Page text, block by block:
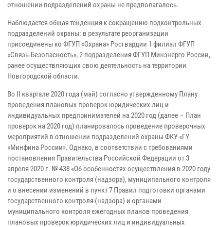
отношении подразделений охраны не предполагалось.
Наблюдается общая тенденция к сокращению подконтрольных
подразделений охраны: в результате реорганизации
присоединены ко ФГУП «Охрана» Росгвардии 1 филиал ФГУП
«Связь-Безопасность», 2 подразделения ФГУП Минэнерго России,
ранее осуществляющих свою деятельность на территории
Новгородской области.
Во II квартале 2020 года (май) согласно утвержденному Плану
проведения плановых проверок юридических лиц и
индивидуальных предпринимателей на 2020 год (далее – План
проверок на 2020 год) планировалось проведение проверочных
мероприятий в отношении подразделений охраны ФКУ «ГУ
«Минфина России». Однако, в соответствии с требованиями
постановления Правительства Российской Федерации от 3
апреля 2020 г. № 438 «Об особенностях осуществления в 2020 году
государственного контроля (надзора), муниципального контроля
и о внесении изменений в пункт 7 Правил подготовки органами
государственного контроля (надзора) и органами
муниципального контроля ежегодных планов проведения
плановых проверок юридических лиц и индивидуальных